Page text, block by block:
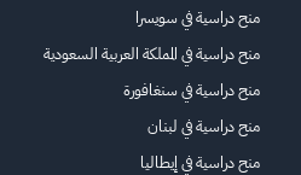
منح دراسية في سويسرا
منح دراسية في المملكة العربية السعودية
منح دراسية في سنغافورة
منح دراسية في لبنان
منح دراسية في إيطاليا